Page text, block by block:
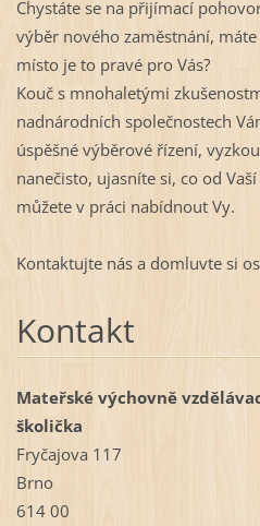
Chystáte se na přijímací
výběr nového zaměstnání,
místo je to pravé pro Vás?
Kouč s mnohaletými
nadnárodních společnostech
úspěšné výběrové řízení,
nanečisto, ujasníte si, co od
můžete v práci nabídnout Vy.
Kontaktujte nás a domluvte si
Kontakt
Mateřské výchovně
školička
Fryčajova 117
Brno
614 00